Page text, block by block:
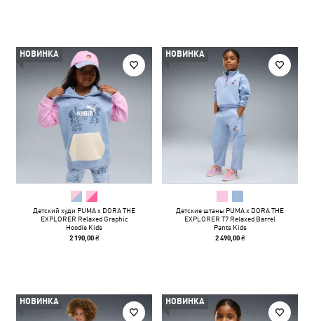
НОВИНКА
Детский худи PUMA x DORA THE
EXPLORER Relaxed Graphic
Hoodie Kids
2 190,00 ₴
НОВИНКА
Детские штаны PUMA x DORA THE
EXPLORER T7 Relaxed Barrel
Pants Kids
2 490,00 ₴
НОВИНКА НОВИНКА